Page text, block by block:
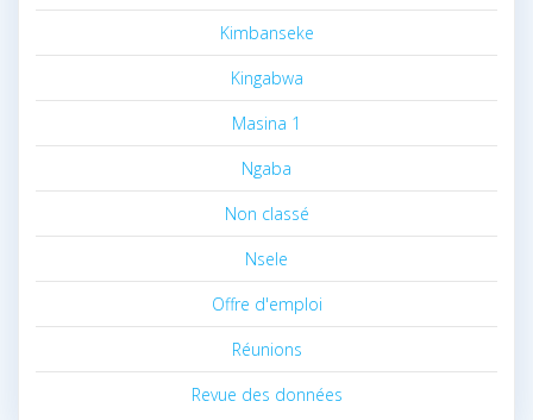
Kimbanseke
Kingabwa
Masina 1
Ngaba
Non classé
Nsele
Offre d'emploi
Réunions
Revue des données